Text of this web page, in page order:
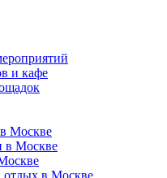
и кафе
Москве
в Москве
отдых в Москве